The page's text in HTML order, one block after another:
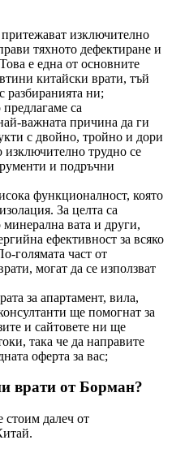
изключително
тяхното дефектиране и
е една от основните
китайски врати, тъй
разбиранията ни;
са
важната причина да ги
с двойно, тройно и дори
изключително трудно се
и подръчни
функционалност, която
За целта са
вата и други,
ефективност за всяко
голямата част от
могат да се използват
за апартамент, вила,
ще помогнат за
и сайтовете ни ще
така че да направите
оферта за вас;
врати от Борман?
стоим далеч от